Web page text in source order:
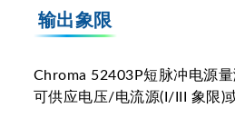
输出象限
Chroma 52403P短脉冲电源
可供应电压/电流源(I/III 象限)